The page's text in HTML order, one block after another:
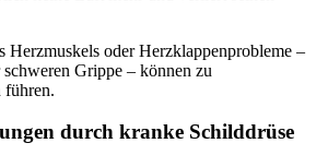
Herzmuskels oder Herzklappenprobleme –
Grippe – können zu
führen.
durch kranke Schilddrüse